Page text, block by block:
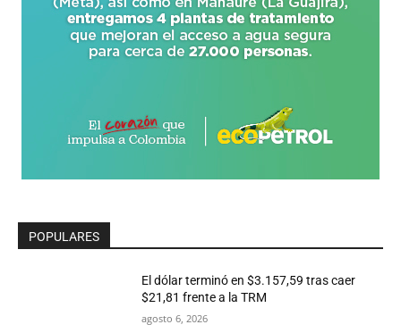
POPULARES
El dólar terminó en $3.157,59 tras caer
$21,81 frente a la TRM
agosto 6, 2026